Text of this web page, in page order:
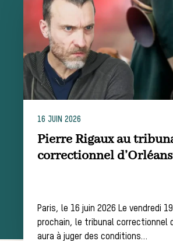
La trompe de
chasse
Déroulement
16 JUIN 2026
Pierre Rigaux au
correctionnel d’Orléans
Paris, le 16 juin 2026 Le vendredi
prochain, le tribunal correctionnel
aura à juger des conditions…